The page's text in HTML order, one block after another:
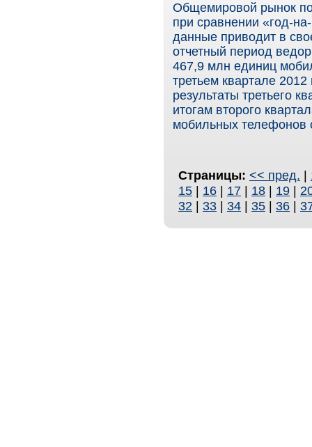
Общемировой рынок
при сравнении «год-
данные приводит в
отчетный период
467,9 млн единиц
третьем квартале
результаты третьего
итогам второго
мобильных телефонов
Страницы: << пред. |
15 | 16 | 17 | 18 | 19 |
32 | 33 | 34 | 35 | 36 |